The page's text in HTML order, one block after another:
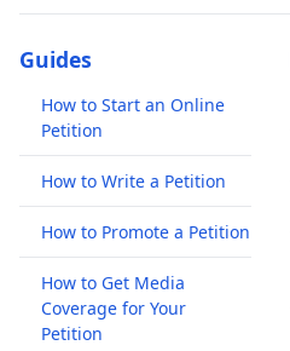
Guides
How to Start an Online
Petition
How to Write a Petition
How to Promote a Petition
How to Get Media
Coverage for Your
Petition